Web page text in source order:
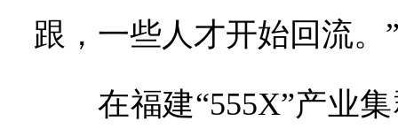
跟，一些人才开始回流。
在福建“555X”产业